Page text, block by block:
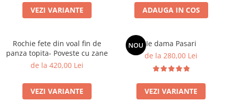
VEZI VARIANTE ADAUGA IN COS
Rochie fete din voal fin de
panza topita- Poveste cu zane
de la 420,00 Lei
VEZI VARIANTE
NOU Ie dama Pasari
de la 280,00 Lei
VEZI VARIANTE